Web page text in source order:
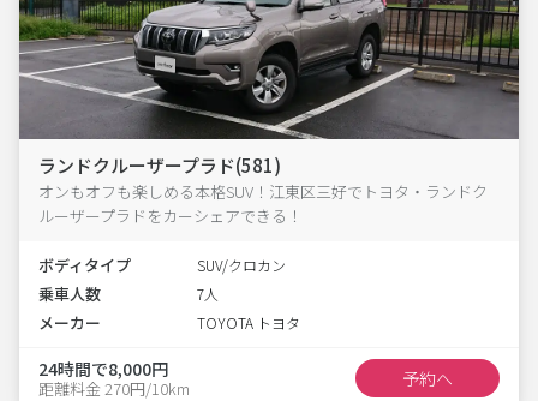
ランドクルーザープラド(581)
オンもオフも楽しめる本格SUV！江東区三好でトヨタ・ランドク
ルーザープラドをカーシェアできる！
ボディタイプ SUV/クロカン
乗車人数 7人
メーカー TOYOTA トヨタ
24時間で8,000円
距離料金 270円/10km 予約へ